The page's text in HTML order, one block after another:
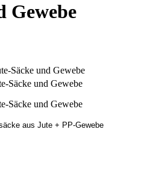
Gewebe
aus Jute + PP-Gewebe